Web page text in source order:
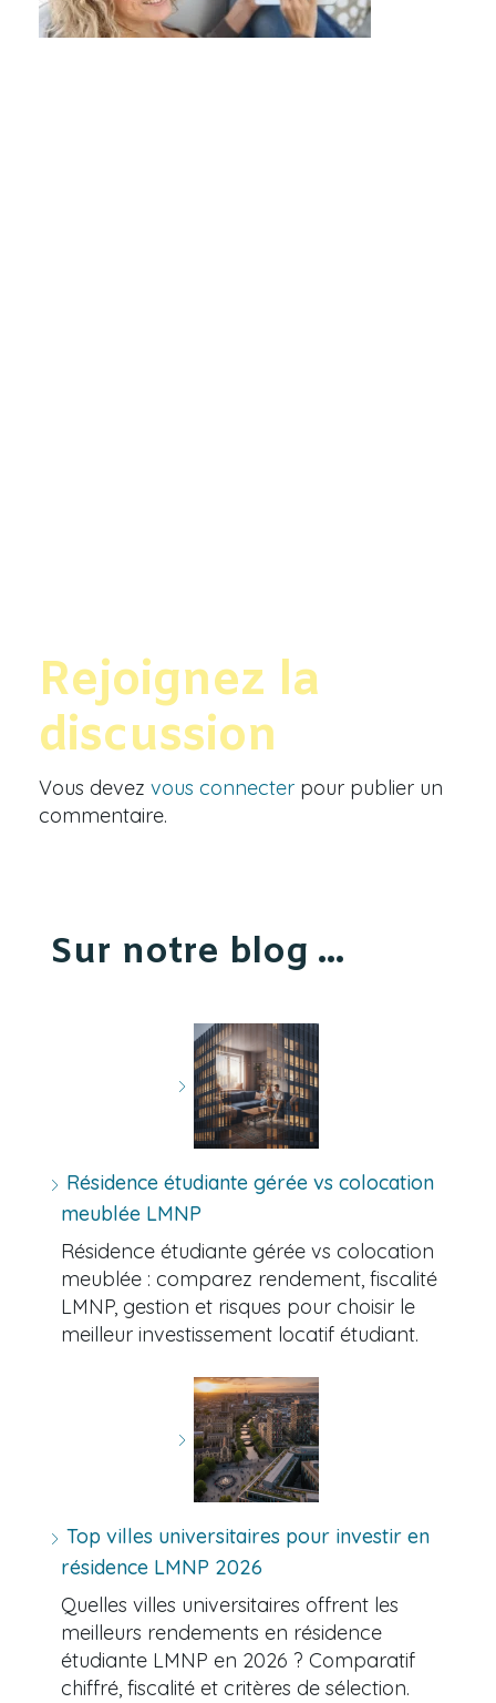
Rejoignez la
discussion
Vous devez vous connecter pour publier un
commentaire.
Sur notre blog ...
Résidence étudiante gérée vs colocation
meublée LMNP
Résidence étudiante gérée vs colocation
meublée : comparez rendement, fiscalité
LMNP, gestion et risques pour choisir le
meilleur investissement locatif étudiant.
Top villes universitaires pour investir en
résidence LMNP 2026
Quelles villes universitaires offrent les
meilleurs rendements en résidence
étudiante LMNP en 2026 ? Comparatif
chiffré, fiscalité et critères de sélection.